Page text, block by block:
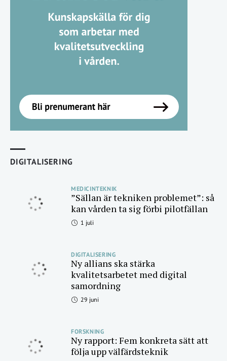
DIGITALISERING
MEDICINTEKNIK
”Sällan är tekniken problemet”: så
kan vården ta sig förbi pilotfällan
1 juli
DIGITALISERING
Ny allians ska stärka
kvalitetsarbetet med digital
samordning
29 juni
FORSKNING
Ny rapport: Fem konkreta sätt att
följa upp välfärdsteknik